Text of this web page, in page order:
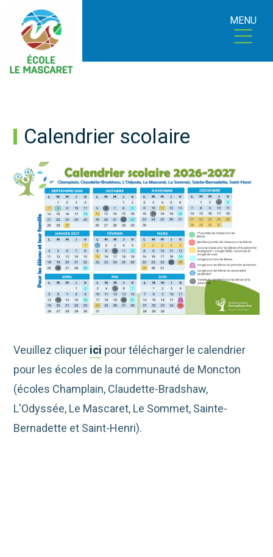
MENU
Calendrier scolaire
Veuillez cliquer ici pour télécharger le calendrier
pour les écoles de la communauté de Moncton
(écoles Champlain, Claudette-Bradshaw,
L'Odyssée, Le Mascaret, Le Sommet, Sainte-
Bernadette et Saint-Henri).